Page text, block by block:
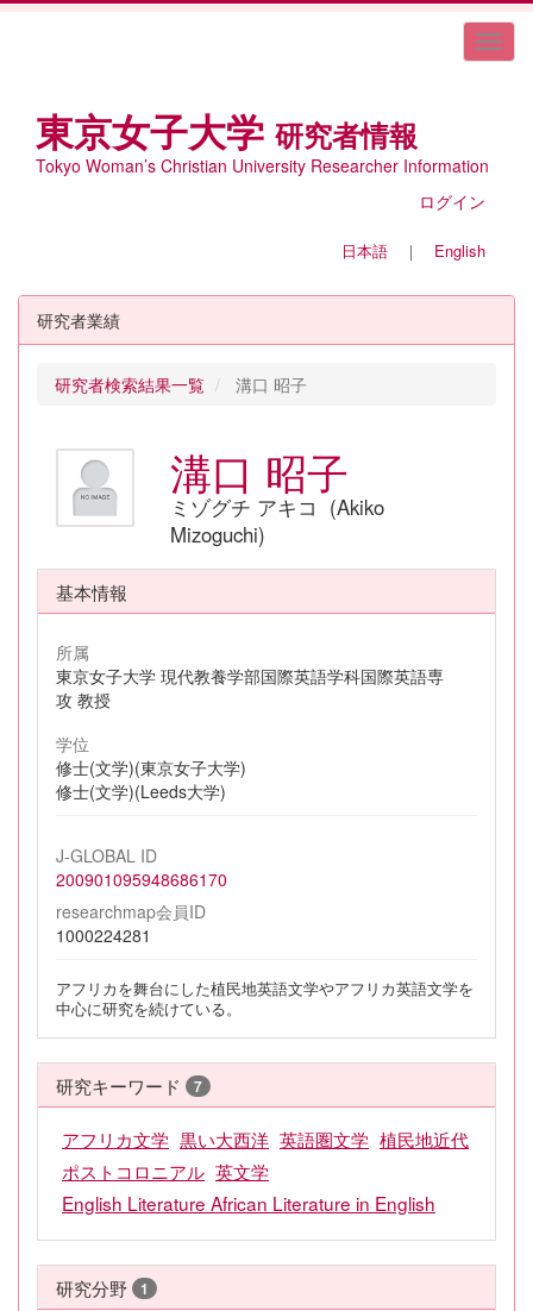
東京女子大学 研究者情報
Tokyo Woman’s Christian University Researcher Information
ログイン
日本語 ｜ English
研究者業績
研究者検索結果一覧 溝口 昭子
溝口 昭子
ミゾグチ アキコ (Akiko
Mizoguchi)
基本情報
所属
東京女子大学 現代教養学部国際英語学科国際英語専
攻 教授
学位
修士(文学)(東京女子大学)
修士(文学)(Leeds大学)
J-GLOBAL ID
200901095948686170
researchmap会員ID
1000224281
アフリカを舞台にした植民地英語文学やアフリカ英語文学を
中心に研究を続けている。
研究キーワード 7
アフリカ文学 黒い大西洋 英語圏文学 植民地近代
ポストコロニアル 英文学
English Literature African Literature in English
研究分野 1